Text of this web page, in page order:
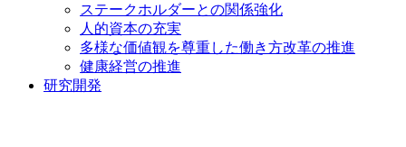
ステークホルダーとの関係強化
人的資本の充実
多様な価値観を尊重した働き方改革の推進
健康経営の推進
研究開発